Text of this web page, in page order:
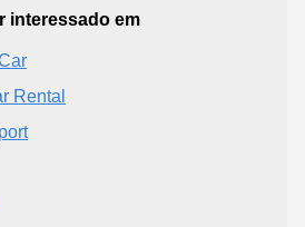
interessado em
Rental